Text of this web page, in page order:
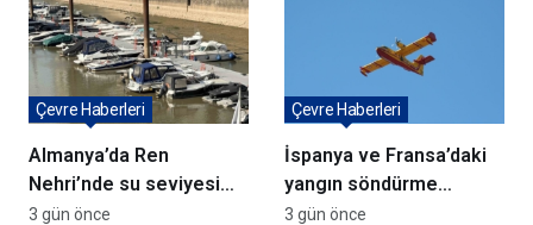
Almanya’da Ren
Nehri’nde su seviyesi
tarihi düşüşte
Çevre Haberleri
3 gün önce
İspanya ve Fransa’daki
yangın söndürme
uçakları Türkiye’ye
Çevre Haberleri
3 gün önce